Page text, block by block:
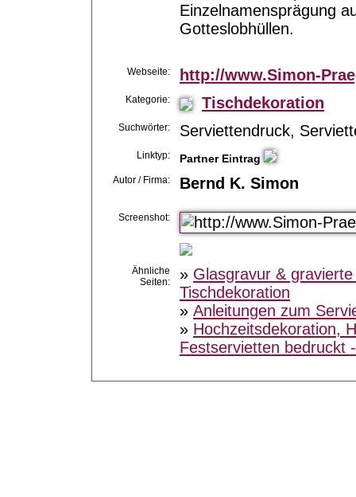
Einzelnamensprägung
Gotteslobhüllen.
Webseite: http://www.Simon-
Kategorie: Tischdekoration
Suchwörter: Serviettendruck,
Linktyp: Partner Eintrag
Autor / Firma: Bernd K. Simon
Screenshot:
Ähnliche
Seiten:
» Glasgravur &
Tischdekoration
» Anleitungen zum
» Hochzeitsdekoration,
Festservietten bedruckt